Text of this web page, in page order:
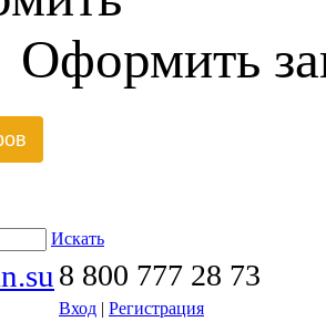
Оформить
Искать
8 800 777 28 73
Вход | Регистрация